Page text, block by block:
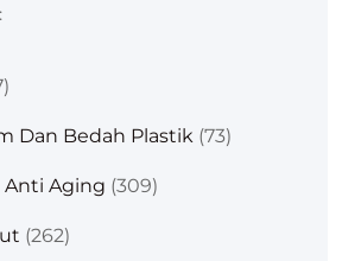
Dan Bedah Plastik (73)
Anti Aging (309)
(262)